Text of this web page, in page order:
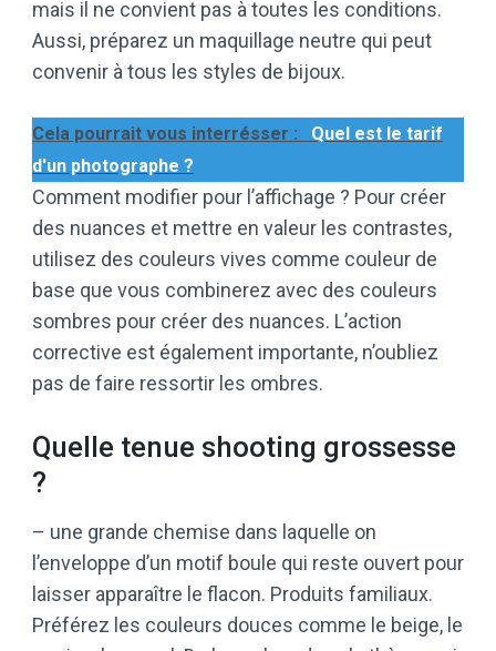
mais il ne convient pas à toutes les conditions.
Aussi, préparez un maquillage neutre qui peut
convenir à tous les styles de bijoux.
Cela pourrait vous interrésser :
Quel est le tarif
d'un photographe ?
Comment modifier pour l’affichage ? Pour créer
des nuances et mettre en valeur les contrastes,
utilisez des couleurs vives comme couleur de
base que vous combinerez avec des couleurs
sombres pour créer des nuances. L’action
corrective est également importante, n’oubliez
pas de faire ressortir les ombres.
Quelle tenue shooting grossesse
?
– une grande chemise dans laquelle on
l’enveloppe d’un motif boule qui reste ouvert pour
laisser apparaître le flacon. Produits familiaux.
Préférez les couleurs douces comme le beige, le